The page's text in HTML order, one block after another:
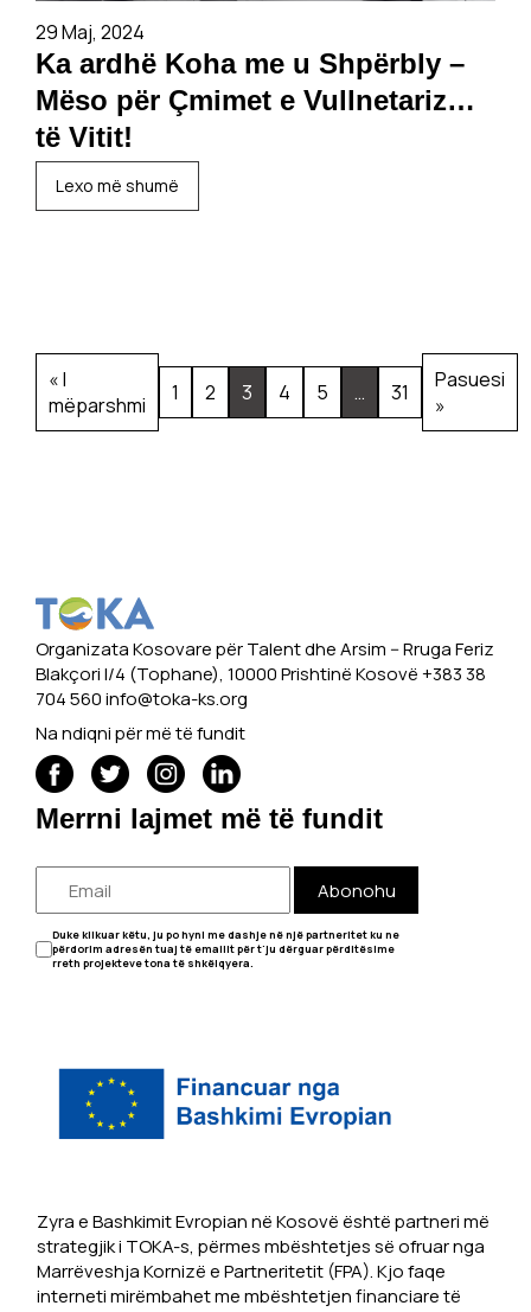
29 Maj, 2024
Ka ardhë Koha me u Shpërbly –
Mëso për Çmimet e Vullnetarizmit
të Vitit!
Lexo më shumë
« I
mëparshmi
1 2 3 4 5 … 31
Pasuesi
»
Organizata Kosovare për Talent dhe Arsim -- Rruga Feriz
Blakçori I/4 (Tophane), 10000 Prishtinë Kosovë +383 38
704 560info@toka-ks.org
Na ndiqni për më të fundit
Merrni lajmet më të fundit
Abonohu
Duke klikuar këtu, ju po hyni me dashje në një partneritet ku ne
përdorim adresën tuaj të emailit për t'ju dërguar përditësime
rreth projekteve tona të shkëlqyera.
Zyra e Bashkimit Evropian në Kosovë është partneri më
strategjik i TOKA-s, përmes mbështetjes së ofruar nga
Marrëveshja Kornizë e Partneritetit (FPA). Kjo faqe
interneti mirëmbahet me mbështetjen financiare të